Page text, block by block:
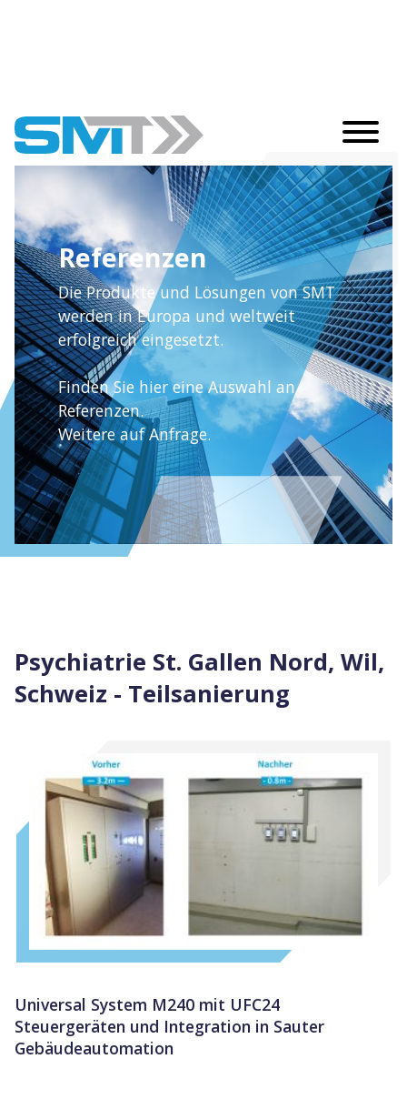
Referenzen
Die Produkte und Lösungen von SMT
werden in Europa und weltweit
erfolgreich eingesetzt.
Finden Sie hier eine Auswahl an
Referenzen.
Weitere auf Anfrage.
Psychiatrie St. Gallen Nord, Wil,
Schweiz - Teilsanierung
Universal System M240 mit UFC24
Steuergeräten und Integration in Sauter
Gebäudeautomation